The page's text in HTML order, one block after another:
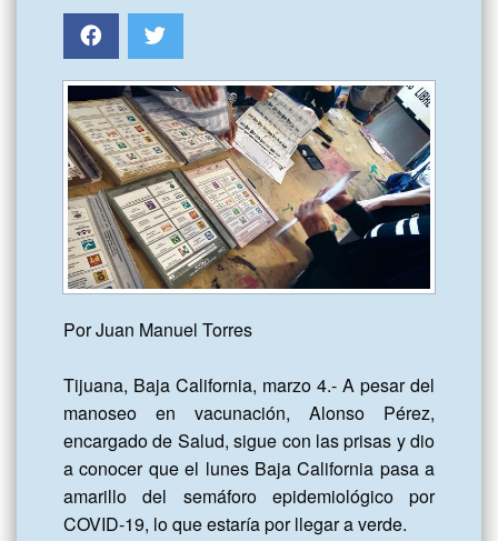
Por Juan Manuel Torres
Tijuana, Baja California, marzo 4.- A pesar del
manoseo en vacunación, Alonso Pérez,
encargado de Salud, sigue con las prisas y dio
a conocer que el lunes Baja California pasa a
amarillo del semáforo epidemiológico por
COVID-19, lo que estaría por llegar a verde.